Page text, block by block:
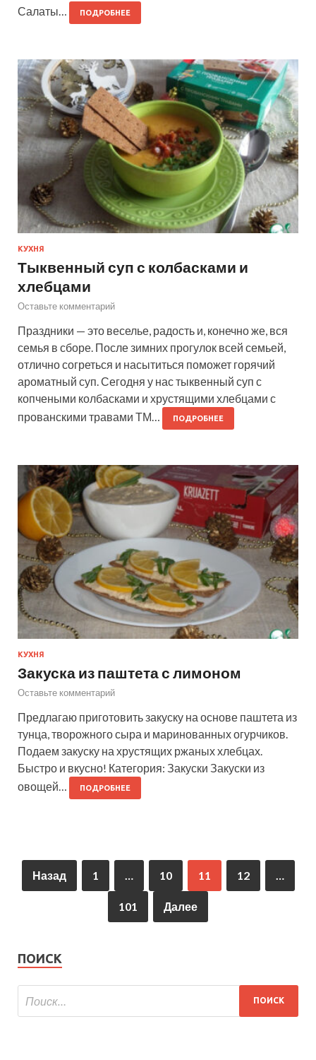
Салаты…
ПОДРОБНЕЕ
КУХНЯ
Тыквенный суп с колбасками и
хлебцами
Оставьте комментарий
Праздники — это веселье, радость и, конечно же, вся
семья в сборе. После зимних прогулок всей семьей,
отлично согреться и насытиться поможет горячий
ароматный суп. Сегодня у нас тыквенный суп с
копчеными колбасками и хрустящими хлебцами с
прованскими травами ТМ…
ПОДРОБНЕЕ
КУХНЯ
Закуска из паштета с лимоном
Оставьте комментарий
Предлагаю приготовить закуску на основе паштета из
тунца, творожного сыра и маринованных огурчиков.
Подаем закуску на хрустящих ржаных хлебцах.
Быстро и вкусно! Категория: Закуски Закуски из
овощей…
ПОДРОБНЕЕ
Назад 1 10 11 12
101 Далее
ПОИСК